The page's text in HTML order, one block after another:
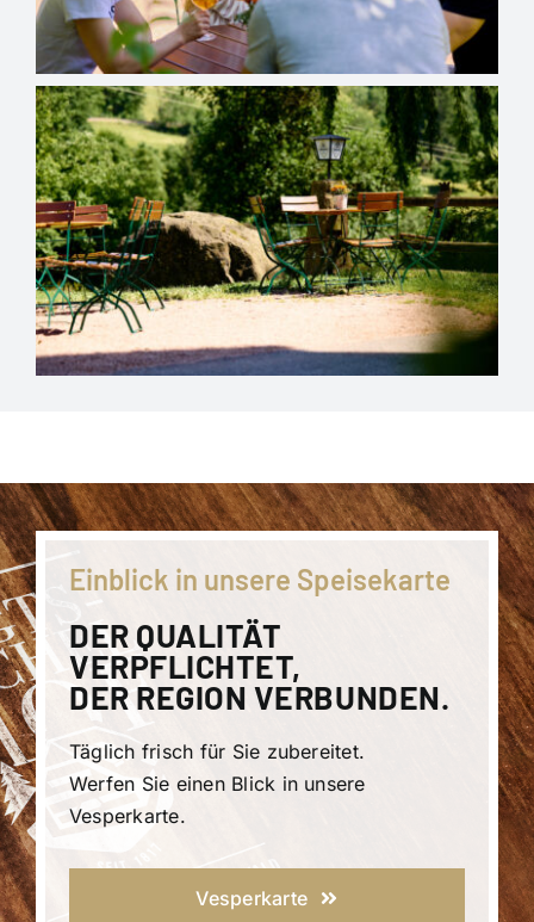
Einblick in unsere Speisekarte
DER QUALITÄT
VERPFLICHTET,
DER REGION VERBUNDEN.
Täglich frisch für Sie zubereitet.
Werfen Sie einen Blick in unsere
Vesperkarte.
Vesperkarte